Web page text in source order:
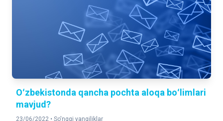
Oʻzbekistonda qancha pochta aloqa boʻlimlari
mavjud?
23/06/2022 • So'nggi yangiliklar